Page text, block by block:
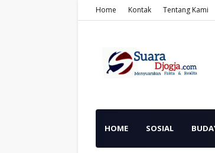
Home Kontak Tentang Kami
HOME SOSIAL